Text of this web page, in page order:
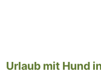
Urlaub mit Hund